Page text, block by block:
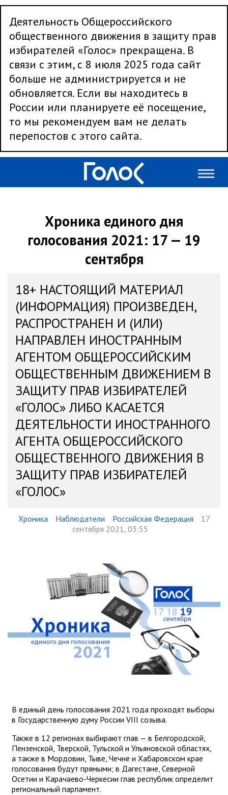
Деятельность Общероссийского
общественного движения в защиту прав
избирателей «Голос» прекращена. В
связи с этим, с 8 июля 2025 года сайт
больше не администрируется и не
обновляется. Если вы находитесь в
России или планируете её посещение,
то мы рекомендуем вам не делать
перепостов с этого сайта.
Хроника единого дня
голосования 2021: 17 — 19
сентября
18+ НАСТОЯЩИЙ МАТЕРИАЛ
(ИНФОРМАЦИЯ) ПРОИЗВЕДЕН,
РАСПРОСТРАНЕН И (ИЛИ)
НАПРАВЛЕН ИНОСТРАННЫМ
АГЕНТОМ ОБЩЕРОССИЙСКИМ
ОБЩЕСТВЕННЫМ ДВИЖЕНИЕМ В
ЗАЩИТУ ПРАВ ИЗБИРАТЕЛЕЙ
«ГОЛОС» ЛИБО КАСАЕТСЯ
ДЕЯТЕЛЬНОСТИ ИНОСТРАННОГО
АГЕНТА ОБЩЕРОССИЙСКОГО
ОБЩЕСТВЕННОГО ДВИЖЕНИЯ В
ЗАЩИТУ ПРАВ ИЗБИРАТЕЛЕЙ
«ГОЛОС»
Хроника Наблюдатели Российская Федерация
17
сентября 2021, 03:55
В единый день голосования 2021 года проходят выборы
в Государственную думу России VIII созыва.
Также в 12 регионах выбирают глав — в Белгородской,
Пензенской, Тверской, Тульской и Ульяновской областях,
а также в Мордовии, Тыве, Чечне и Хабаровском крае
голосования будут прямыми; в Дагестане, Северной
Осетии и Карачаево-Черкесии глав республик определит
региональный парламент.